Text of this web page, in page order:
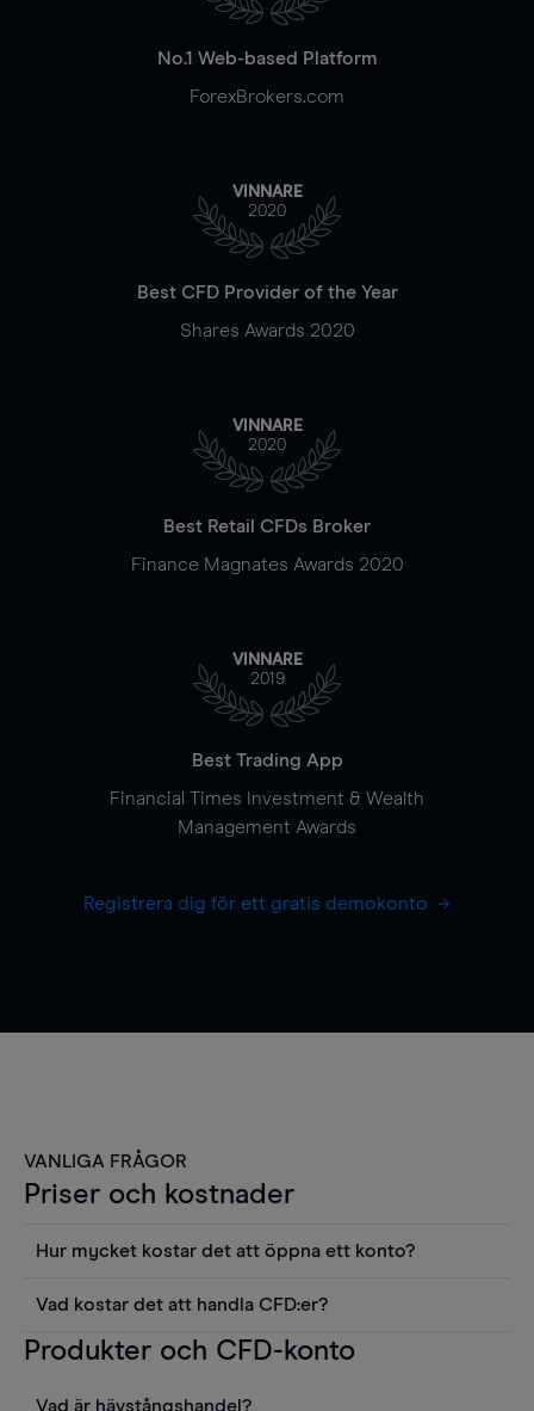
No.1 Web-based Platform
ForexBrokers.com
VINNARE
2020
Best CFD Provider of the Year
Shares Awards 2020
VINNARE
2020
Best Retail CFDs Broker
Finance Magnates Awards 2020
VINNARE
2019
Best Trading App
Financial Times Investment & Wealth
Management Awards
Registrera dig för ett gratis demokonto
VANLIGA FRÅGOR
Priser och kostnader
Hur mycket kostar det att öppna ett konto?
använda sådana verktyg som diagram, Reuters
aktierapporter utan kostnad.
Vad kostar det att handla CFD:er?
Det är en rad kostnader att tänka på när man
innehavskostnader (för positioner som hålls öppna
Produkter och CFD-konto
Vad är hävstångshandel?